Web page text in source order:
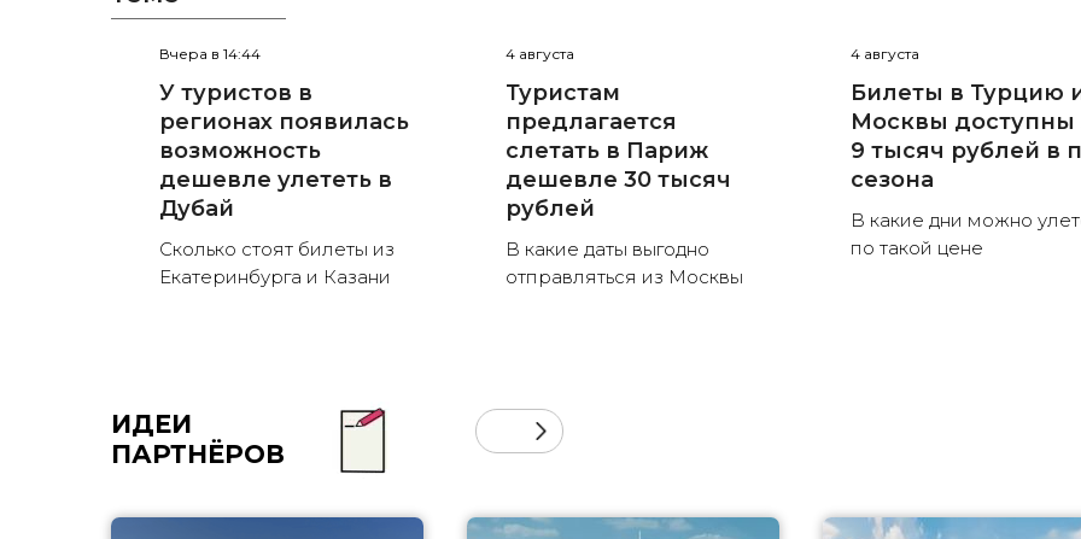
Вчера в 14:44
У туристов в
регионах появилась
возможность
дешевле улететь в
Дубай
Сколько стоят билеты из
Екатеринбурга и Казани
4 августа
Туристам
предлагается
слетать в Париж
дешевле 30 тысяч
рублей
В какие даты выгодно
отправляться из Москвы
4 августа
Билеты в Турцию
Москвы доступны
9 тысяч рублей в
сезона
В какие дни можно
по такой цене
ИДЕИ
ПАРТНЁРОВ